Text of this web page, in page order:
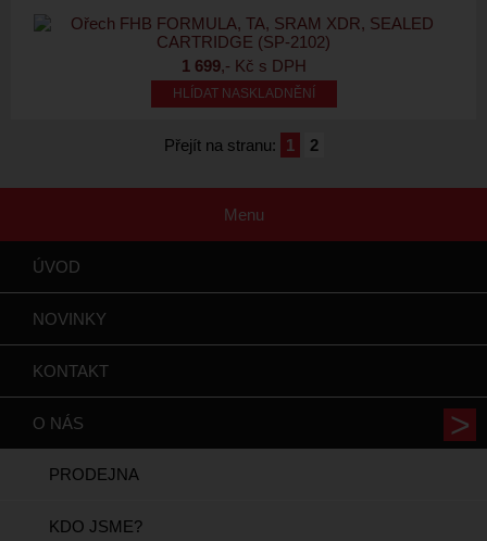
1 699,- Kč s DPH
HLÍDAT NASKLADNĚNÍ
Přejít na stranu: 1 2
Menu
ÚVOD
NOVINKY
KONTAKT
O NÁS
PRODEJNA
KDO JSME?